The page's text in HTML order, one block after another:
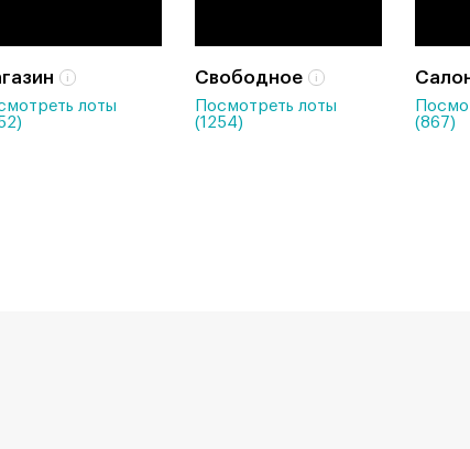
лоты
Свободное
Посмотреть лоты
(1254)
(867)